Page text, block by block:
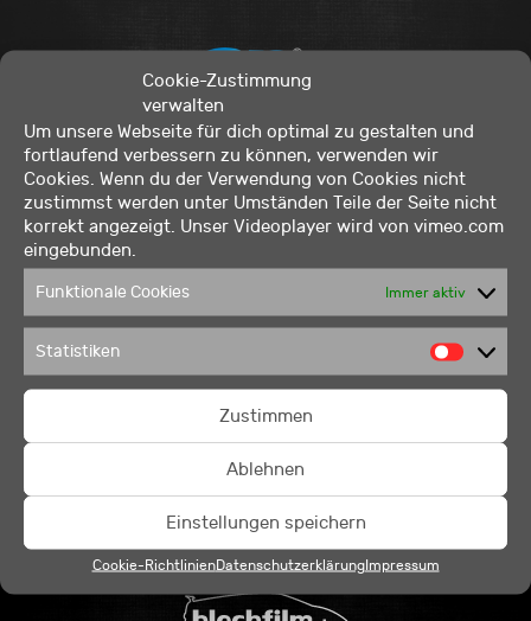
Cookie-Zustimmung
verwalten
Um unsere Webseite für dich optimal zu gestalten und
fortlaufend verbessern zu können, verwenden wir
Cookies. Wenn du der Verwendung von Cookies nicht
zustimmst werden unter Umständen Teile der Seite nicht
korrekt angezeigt. Unser Videoplayer wird von vimeo.com
eingebunden.
Funktionale Cookies Immer aktiv
Statistiken
Zustimmen
Ablehnen
Einstellungen speichern
Cookie-RichtlinienDatenschutzerklärungImpressum